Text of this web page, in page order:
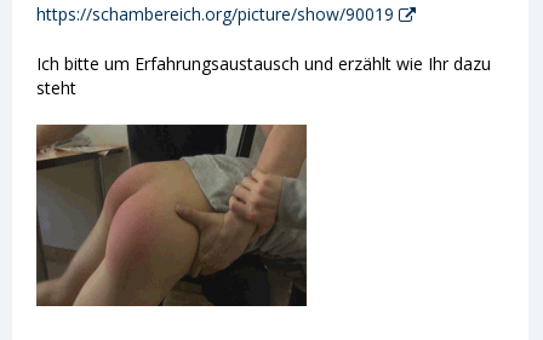
https://schambereich.org/picture/show/90019
Ich bitte um Erfahrungsaustausch und erzählt wie Ihr dazu
steht